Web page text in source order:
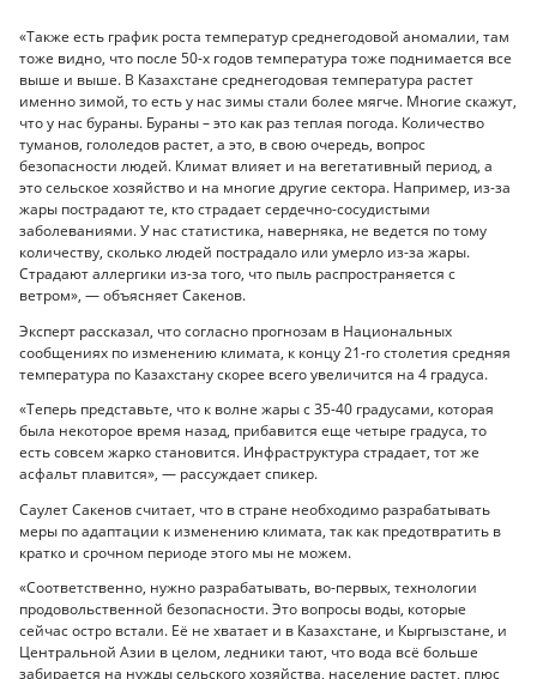
«Также есть график роста температур среднегодовой аномалии, там
тоже видно, что после 50-х годов температура тоже поднимается все
выше и выше. В Казахстане среднегодовая температура растет
именно зимой, то есть у нас зимы стали более мягче. Многие скажут,
что у нас бураны. Бураны – это как раз теплая погода. Количество
туманов, гололедов растет, а это, в свою очередь, вопрос
безопасности людей. Климат влияет и на вегетативный период, а
это сельское хозяйство и на многие другие сектора. Например, из-за
жары пострадают те, кто страдает сердечно-сосудистыми
заболеваниями. У нас статистика, наверняка, не ведется по тому
количеству, сколько людей пострадало или умерло из-за жары.
Страдают аллергики из-за того, что пыль распространяется с
ветром», — объясняет Сакенов.
Эксперт рассказал, что согласно прогнозам в Национальных
сообщениях по изменению климата, к концу 21-го столетия средняя
температура по Казахстану скорее всего увеличится на 4 градуса.
«Теперь представьте, что к волне жары с 35-40 градусами, которая
была некоторое время назад, прибавится еще четыре градуса, то
есть совсем жарко становится. Инфраструктура страдает, тот же
асфальт плавится», — рассуждает спикер.
Саулет Сакенов считает, что в стране необходимо разрабатывать
меры по адаптации к изменению климата, так как предотвратить в
кратко и срочном периоде этого мы не можем.
«Соответственно, нужно разрабатывать, во-первых, технологии
продовольственной безопасности. Это вопросы воды, которые
сейчас остро встали. Её не хватает и в Казахстане, и Кыргызстане, и
Центральной Азии в целом, ледники тают, что вода всё больше
забирается на нужды сельского хозяйства, население растет, плюс